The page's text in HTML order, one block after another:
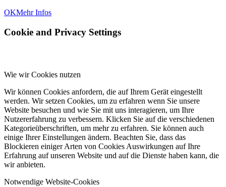
OKMehr Infos
Cookie and Privacy Settings
Wie wir Cookies nutzen
Wir können Cookies anfordern, die auf Ihrem Gerät eingestellt
werden. Wir setzen Cookies, um zu erfahren wenn Sie unsere
Website besuchen und wie Sie mit uns interagieren, um Ihre
Nutzererfahrung zu verbessern. Klicken Sie auf die verschiedenen
Kategorieüberschriften, um mehr zu erfahren. Sie können auch
einige Ihrer Einstellungen ändern. Beachten Sie, dass das
Blockieren einiger Arten von Cookies Auswirkungen auf Ihre
Erfahrung auf unseren Website und auf die Dienste haben kann, die
wir anbieten.
Notwendige Website-Cookies